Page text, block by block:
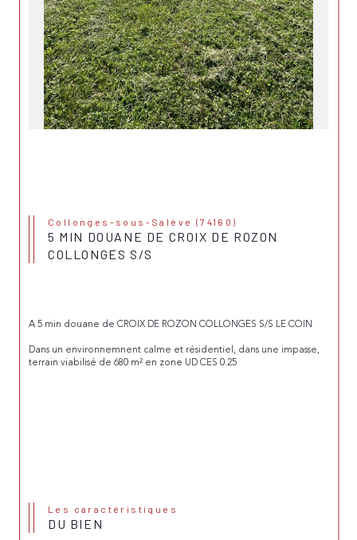
Collonges-sous-Salève (74160)
5 MIN DOUANE DE CROIX DE ROZON
COLLONGES S/S
A 5 min douane de CROIX DE ROZON COLLONGES S/S LE COIN
Dans un environnemnent calme et résidentiel, dans une impasse,
terrain viabilisé de 680 m² en zone UD CES 0.25
Les caractéristiques
DU BIEN